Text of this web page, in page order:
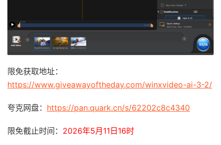
限免获取地址：
https://www.giveawayoftheday.com/winxvideo-ai-3-2/
夸克网盘： https://pan.quark.cn/s/62202c8c4340
限免截止时间： 2026年5月11日16时